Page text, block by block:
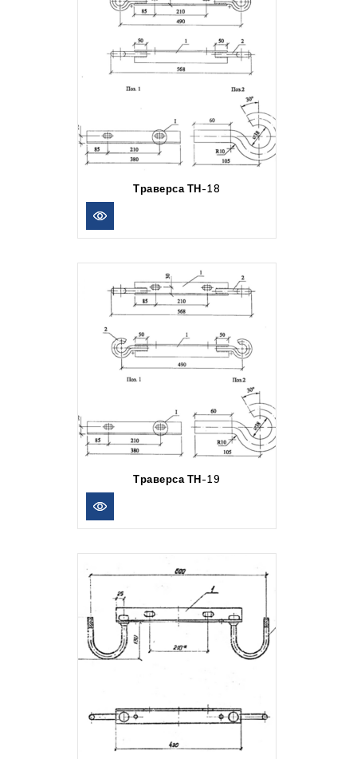
Траверса ТН-18
Траверса ТН-19